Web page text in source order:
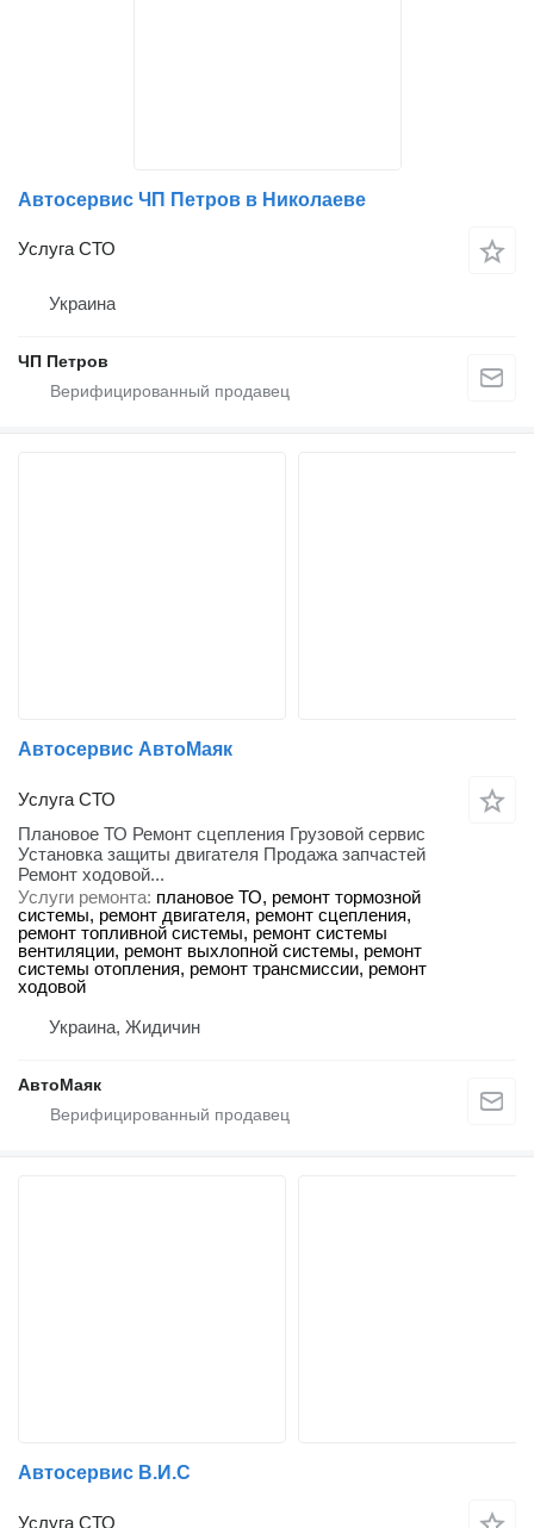
Автосервис ЧП Петров в Николаеве
Услуга СТО
Украина
ЧП Петров
Автосервис АвтоМаяк
Услуга СТО
Плановое ТО Ремонт сцепления Грузовой сервис
Установка защиты двигателя Продажа запчастей
Ремонт ходовой...
Услуги ремонта плановое ТО, ремонт тормозной
системы, ремонт двигателя, ремонт сцепления,
ремонт топливной системы, ремонт системы
вентиляции, ремонт выхлопной системы, ремонт
системы отопления, ремонт трансмиссии, ремонт
ходовой
Украина, Жидичин
АвтоМаяк
Автосервис В.И.С
Услуга СТО